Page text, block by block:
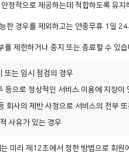
정적으로 제공하는데 적합하도록 유
한 경우를 제외하고는 연중무휴 1일
제한하거나 중지 또는 종료할 수 있습
또는 임시 점검의 경우
등으로 정상적인 서비스 이용에 지장이
회사의 제반 사정으로 서비스의 전부
사유가 있는 경우
미리 제12조에서 정한 방법으로 회원